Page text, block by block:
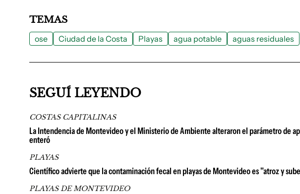
TEMAS
ose Ciudad de la Costa Playas agua potable aguas residuales
SEGUÍ LEYENDO
COSTAS CAPITALINAS
La Intendencia de Montevideo y el Ministerio de Ambiente alteraron el parámetro de
enteró
PLAYAS
Científico advierte que la contaminación fecal en playas de Montevideo es "atroz y
PLAYAS DE MONTEVIDEO